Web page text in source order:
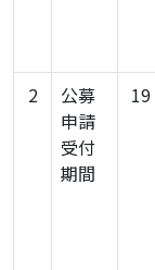
2
公募
申請
受付
期間
19